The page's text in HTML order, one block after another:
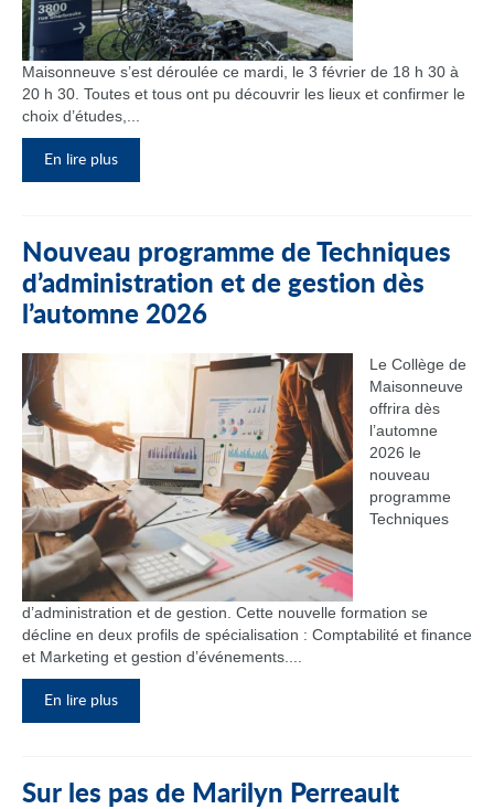
Maisonneuve s’est déroulée ce mardi, le 3 février de 18 h 30 à
20 h 30. Toutes et tous ont pu découvrir les lieux et confirmer le
choix d’études,...
En lire plus
Nouveau programme de Techniques
d’administration et de gestion dès
l’automne 2026
Le Collège de
Maisonneuve
offrira dès
l’automne
2026 le
nouveau
programme
Techniques
d’administration et de gestion. Cette nouvelle formation se
décline en deux profils de spécialisation : Comptabilité et finance
et Marketing et gestion d’événements....
En lire plus
Sur les pas de Marilyn Perreault